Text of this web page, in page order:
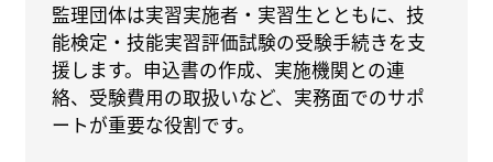
監理団体は実習実施者・実習生とともに、技
能検定・技能実習評価試験の受験手続きを支
援します。申込書の作成、実施機関との連
絡、受験費用の取扱いなど、実務面でのサポ
ートが重要な役割です。